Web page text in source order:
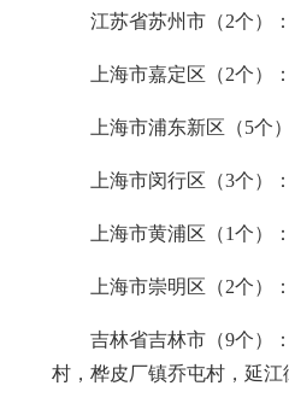
江苏省苏州市（2个）
上海市嘉定区（2个）
上海市浦东新区（5个
上海市闵行区（3个）
上海市黄浦区（1个）
上海市崇明区（2个）
吉林省吉林市（9个）
村，桦皮厂镇乔屯村，延